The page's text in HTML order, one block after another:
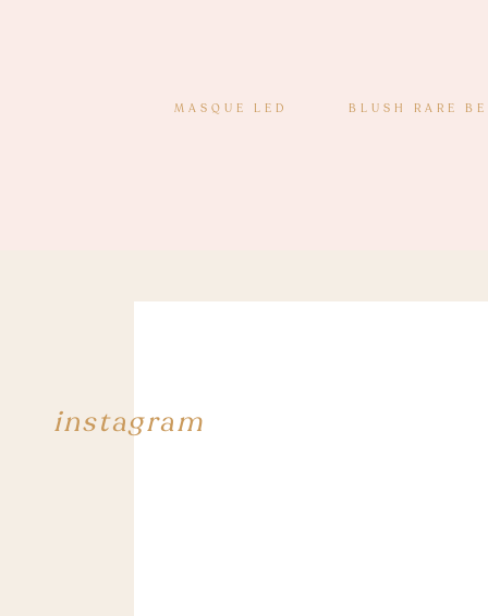
MASQUE LED BLUSH RARE
instagram